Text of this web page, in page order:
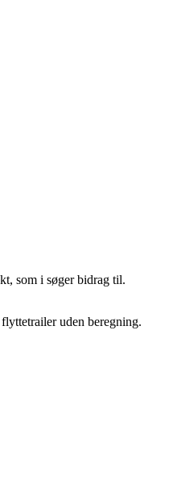
som i søger bidrag til.
uden beregning.